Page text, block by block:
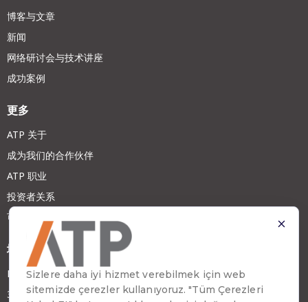
博客与文章
新闻
网络研讨会与技术讲座
成功案例
更多
ATP 关于
成为我们的合作伙伴
ATP 职业
投资者关系
可持续发展
地址
Emirhan Cad. No:109 Kat:9 Atakule
34349 Beşiktaş, İstanbul, Türkiye